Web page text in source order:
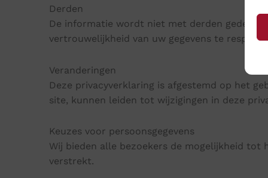
Derden
De informatie wordt niet met derden
vertrouwelijkheid van uw gegevens te
Veranderingen
Deze privacyverklaring is afgestemd op het
site, kunnen leiden tot wijzigingen in deze
Keuzes voor persoonsgegevens
Wij bieden alle bezoekers de mogelijkheid
verstrekt.